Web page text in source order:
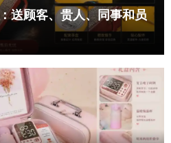
送顾客、贵人、同事和员